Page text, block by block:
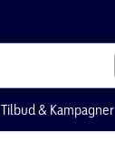
Tilbud & Kampagner